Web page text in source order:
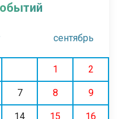
сентябрь
1 2
7 8 9
14 15 16